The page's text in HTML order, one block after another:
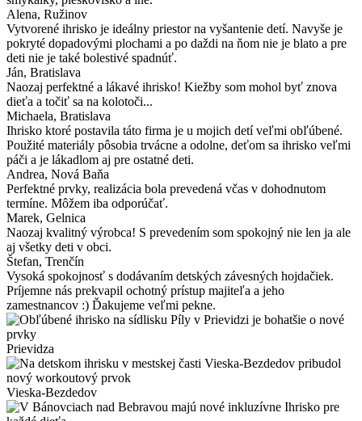
Alena, Ružinov
Vytvorené ihrisko je ideálny priestor na vyšantenie detí. Navyše je
pokryté dopadovými plochami a po daždi na ňom nie je blato a pre
deti nie je také bolestivé spadnúť.
Ján, Bratislava
Naozaj perfektné a lákavé ihrisko! Kiežby som mohol byť znova
dieťa a točiť sa na kolotoči...
Michaela, Bratislava
Ihrisko ktoré postavila táto firma je u mojich detí veľmi obľúbené.
Použité materiály pôsobia trvácne a odolne, deťom sa ihrisko veľmi
páči a je lákadlom aj pre ostatné deti.
Andrea, Nová Baňa
Perfektné prvky, realizácia bola prevedená včas v dohodnutom
termíne. Môžem iba odporúčať.
Marek, Gelnica
Naozaj kvalitný výrobca! S prevedením som spokojný nie len ja ale
aj všetky deti v obci.
Štefan, Trenčín
Vysoká spokojnosť s dodávaním detských závesných hojdačiek.
Príjemne nás prekvapil ochotný prístup majiteľa a jeho
zamestnancov :) Ďakujeme veľmi pekne.
Prievidza
Vieska-Bezdedov